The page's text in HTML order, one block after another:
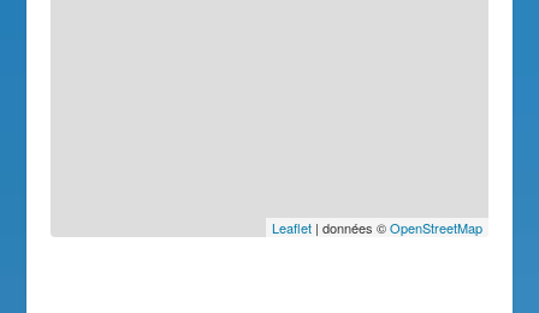
Leaflet| données ©OpenStreetMap